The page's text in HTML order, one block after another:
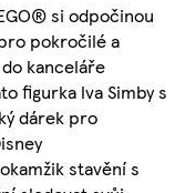
si odpočinou
pokročilé a
kanceláře
figurka lva Simby s
dárek pro
stavění s